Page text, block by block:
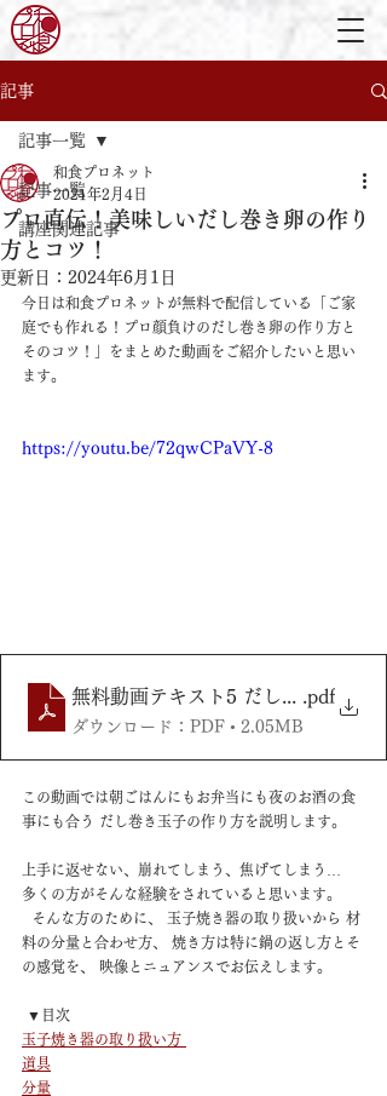
記事
記事一覧
講座関連記事
記事一覧
プロ直伝！美味しいだし巻き卵の作り
方とコツ！
和食プロネット
2021年2月4日
更新日： 2024年6月1日
今日は和食プロネットが無料で配信している「ご家
庭でも作れる！プロ顔負けのだし巻き卵の作り方と
そのコツ！」をまとめた動画をご紹介したいと思い
ます。
https://youtu.be/72qwCPaVY-8
無料動画テキスト5 だし巻き玉子の
.pdf
ダウンロード：PDF • 2.05MB
この動画では朝ごはんにもお弁当にも夜のお酒の食
事にも合う だし巻き玉子の作り方を説明します。
上手に返せない、崩れてしまう、焦げてしまう…
多くの方がそんな経験をされていると思います。
料の分量と合わせ方、 焼き方は特に鍋の返し方とそ
の感覚を、 映像とニュアンスでお伝えします。
▼目次
玉子焼き器の取り扱い方
道具
分量